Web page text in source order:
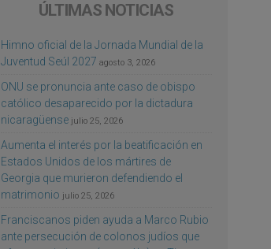
ÚLTIMAS NOTICIAS
Himno oficial de la Jornada Mundial de la
Juventud Seúl 2027 agosto 3, 2026
ONU se pronuncia ante caso de obispo
católico desaparecido por la dictadura
nicaragüense julio 25, 2026
Aumenta el interés por la beatificación en
Estados Unidos de los mártires de
Georgia que murieron defendiendo el
matrimonio julio 25, 2026
Franciscanos piden ayuda a Marco Rubio
ante persecución de colonos judíos que